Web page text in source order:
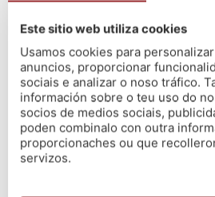
cales só unha será a correcta.
Cada resposta incorrecta
dunha pregunta correcta. As
contestadas non penalizan
As preguntas adicionais de
só no caso de que se anule
do exercicio.
O tribunal procurará que o
garde a debida proporción co
Este sitio web utiliza cookies
Usamos cookies para
anuncios, proporcionar
sociais e analizar o noso tráfico.
información sobre o teu uso do
socios de medios sociais,
poden combinalo con outra
proporcionaches ou que
servizos.